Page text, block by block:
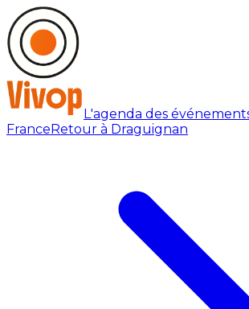
L'agenda des
FranceRetour à Draguignan